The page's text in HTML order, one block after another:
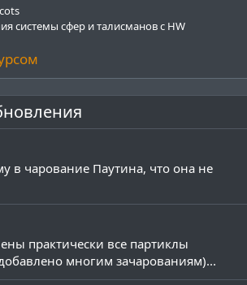
системы сфер и талисманов с HW
в чарование Паутина, что она не
практически все партиклы
многим зачарованиям)...